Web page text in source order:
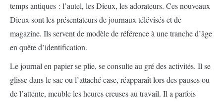
temps antiques : l’autel, les Dieux, les adorateurs. Ces nouveaux
Dieux sont les présentateurs de journaux télévisés et de
magazine. Ils servent de modèle de référence à une tranche d’âge
en quête d’identification.
Le journal en papier se plie, se consulte au gré des activités. Il se
glisse dans le sac ou l’attaché case, réapparaît lors des pauses ou
de l’attente, meuble les heures creuses au travail. Il a parfois